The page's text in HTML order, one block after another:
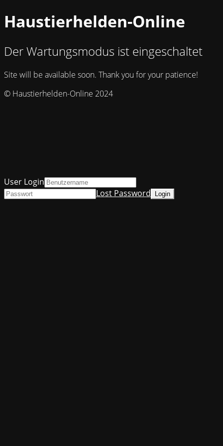
Haustierhelden-Online
Der Wartungsmodus ist eingeschaltet
Site will be available soon. Thank you for your patience!
© Haustierhelden-Online 2024
User Login
Lost Password